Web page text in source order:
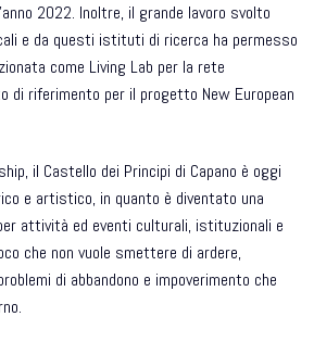
2022. Inoltre, il grande lavoro svolto
e da questi istituti di ricerca ha permesso
come Living Lab per la rete
di riferimento per il progetto New European
il Castello dei Principi di Capano è oggi
e artistico, in quanto è diventato una
attività ed eventi culturali, istituzionali e
che non vuole smettere di ardere,
di abbandono e impoverimento che